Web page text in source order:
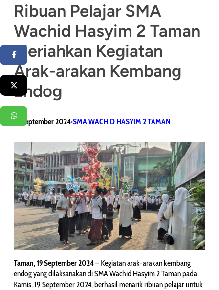
Ribuan Pelajar SMA
Wachid Hasyim 2 Taman
Meriahkan Kegiatan
Arak-arakan Kembang
Endog
19 September 2024•SMA WACHID HASYIM 2 TAMAN
Taman, 19 September 2024– Kegiatan arak-arakan kembang
endog yang dilaksanakan di SMA Wachid Hasyim 2 Taman pada
Kamis, 19 September 2024, berhasil menarik ribuan pelajar untuk
Facebook
Twitter